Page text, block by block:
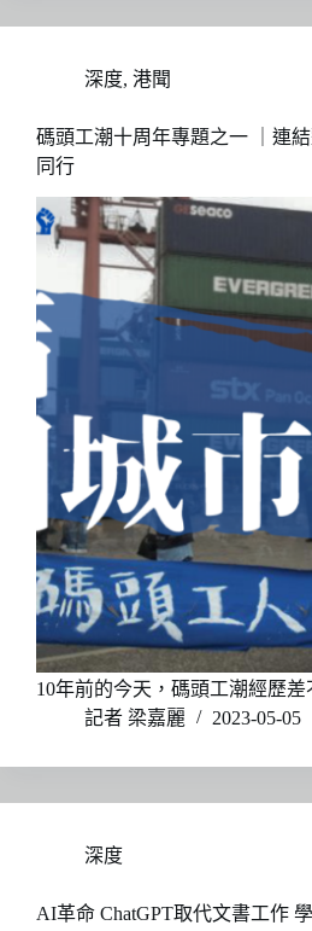
深度, 港聞
碼頭工潮十周年專題之一 ｜連
同行
10年前的今天，碼頭工潮經歷
記者 梁嘉麗
2023-05-05
深度
AI革命 ChatGPT取代文書工作